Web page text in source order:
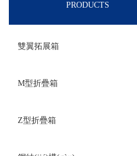
PRODUCTS
雙翼拓展箱
M型折疊箱
Z型折疊箱